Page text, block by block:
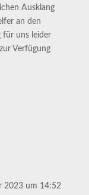
Ausklang
an den
für uns leider
Verfügung
2023 um 14:52